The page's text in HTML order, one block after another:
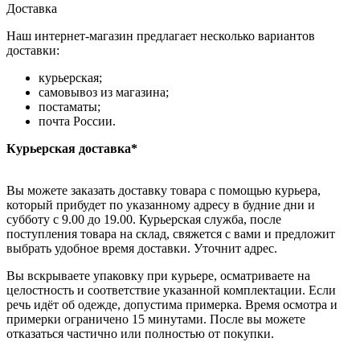
Доставка
Наш интернет-магазин предлагает несколько вариантов
доставки:
курьерская;
самовывоз из магазина;
постаматы;
почта России.
Курьерская доставка*
Вы можете заказать доставку товара с помощью курьера,
который прибудет по указанному адресу в будние дни и
субботу с 9.00 до 19.00. Курьерская служба, после
поступления товара на склад, свяжется с вами и предложит
выбрать удобное время доставки. Уточнит адрес.
Вы вскрываете упаковку при курьере, осматриваете на
целостность и соответствие указанной комплектации. Если
речь идёт об одежде, допустима примерка. Время осмотра и
примерки ограничено 15 минутами. После вы можете
отказаться частично или полностью от покупки.